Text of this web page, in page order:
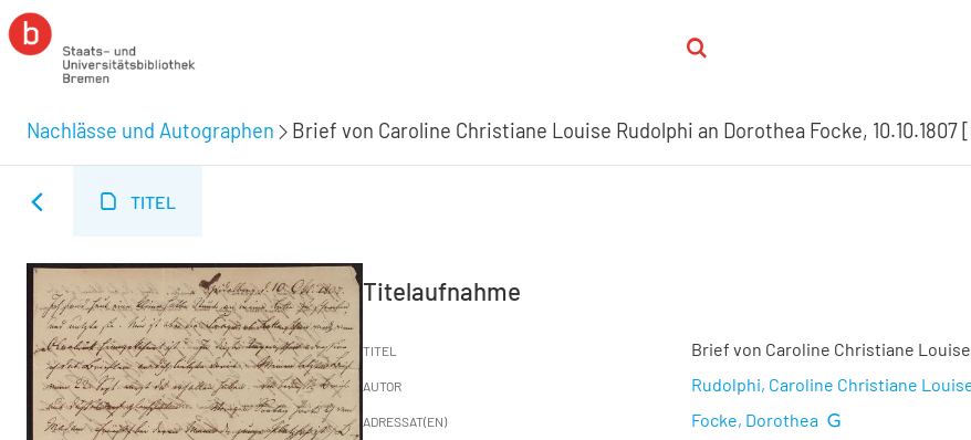
Nachlässe und Autographen Brief von Caroline Christiane Louise Rudolphi an Dorothea Focke, 10.10.1807
TITEL
Titelaufnahme
TITEL Brief von Caroline Christiane Louise
AUTOR Rudolphi, Caroline Christiane
ADRESSAT(EN) Focke, Dorothea